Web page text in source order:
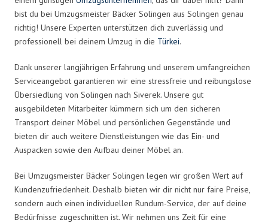
bist du bei Umzugsmeister Bäcker Solingen aus Solingen genau
richtig! Unsere Experten unterstützen dich zuverlässig und
professionell bei deinem Umzug in die Türkei.
Dank unserer langjährigen Erfahrung und unserem umfangreichen
Serviceangebot garantieren wir eine stressfreie und reibungslose
Übersiedlung von Solingen nach Siverek. Unsere gut
ausgebildeten Mitarbeiter kümmern sich um den sicheren
Transport deiner Möbel und persönlichen Gegenstände und
bieten dir auch weitere Dienstleistungen wie das Ein- und
Auspacken sowie den Aufbau deiner Möbel an.
Bei Umzugsmeister Bäcker Solingen legen wir großen Wert auf
Kundenzufriedenheit. Deshalb bieten wir dir nicht nur faire Preise,
sondern auch einen individuellen Rundum-Service, der auf deine
Bedürfnisse zugeschnitten ist. Wir nehmen uns Zeit für eine